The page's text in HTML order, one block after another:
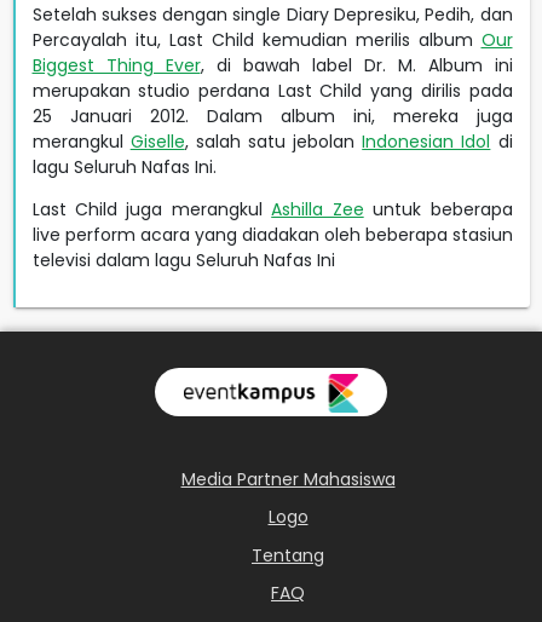
Setelah sukses dengan single Diary Depresiku, Pedih, dan
Percayalah itu, Last Child kemudian merilis album Our
Biggest Thing Ever, di bawah label Dr. M. Album ini
merupakan studio perdana Last Child yang dirilis pada
25 Januari 2012. Dalam album ini, mereka juga
merangkul Giselle, salah satu jebolanIndonesian Idol di
lagu Seluruh Nafas Ini.
Last Child juga merangkulAshilla Zee untuk beberapa
live perform acara yang diadakan oleh beberapa stasiun
televisi dalam lagu Seluruh Nafas Ini
Media Partner Mahasiswa
Logo
Tentang
FAQ